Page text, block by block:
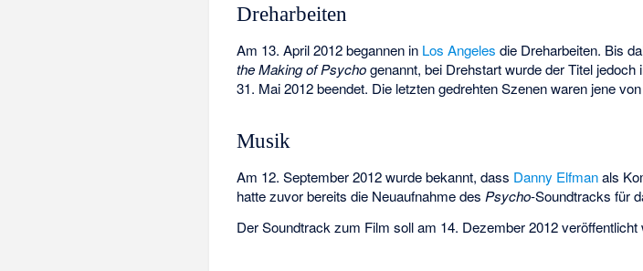
Dreharbeiten
Am 13. April 2012 begannen in Los Angeles die Dreharbeiten. Bis
the Making of Psychogenannt, bei Drehstart wurde der Titel jedoch
31. Mai 2012 beendet. Die letzten gedrehten Szenen waren jene
Musik
Am 12. September 2012 wurde bekannt, dass Danny Elfmanals
hatte zuvor bereits die Neuaufnahme des Psycho-Soundtracks für
Der Soundtrack zum Film soll am 14. Dezember 2012 veröffentlicht